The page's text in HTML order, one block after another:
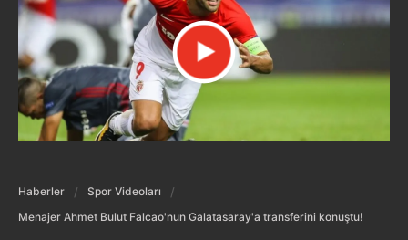
Haberler
Spor Videoları
Menajer Ahmet Bulut Falcao'nun Galatasaray'a transferini konuştu!